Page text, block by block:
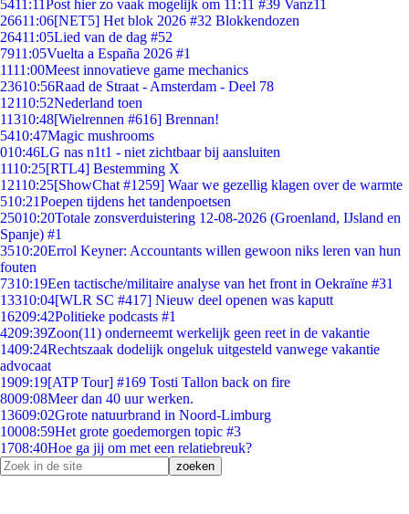
5411:11Post hier zo vaak mogelijk om 11:11 #39 Vanz11
26611:06[NET5] Het blok 2026 #32 Blokkendozen
26411:05Lied van de dag #52
7911:05Vuelta a España 2026 #1
1111:00Meest innovatieve game mechanics
23610:56Raad de Straat - Amsterdam - Deel 78
12110:52Nederland toen
11310:48[Wielrennen #616] Brennan!
5410:47Magic mushrooms
010:46LG nas n1t1 - niet zichtbaar bij aansluiten
1110:25[RTL4] Bestemming X
12110:25[ShowChat #1259] Waar we gezellig klagen over de warmte
510:21Poepen tijdens het tandenpoetsen
25010:20Totale zonsverduistering 12-08-2026 (Groenland, IJsland en
Spanje) #1
3510:20Errol Keyner: Accountants willen gewoon niks leren van hun
fouten
7310:19Een tactische/militaire analyse van het front in Oekraïne #31
13310:04[WLR SC #417] Nieuw deel openen was kaputt
16209:42Politieke podcasts #1
4209:39Zoon(11) onderneemt werkelijk geen reet in de vakantie
1409:24Rechtszaak dodelijk ongeluk uitgesteld vanwege vakantie
advocaat
1909:19[ATP Tour] #169 Tosti Tallon back on fire
8009:08Meer dan 40 uur werken.
13609:02Grote natuurbrand in Noord-Limburg
10008:59Het grote goedemorgen topic #3
1708:40Hoe ga jij om met een relatiebreuk?